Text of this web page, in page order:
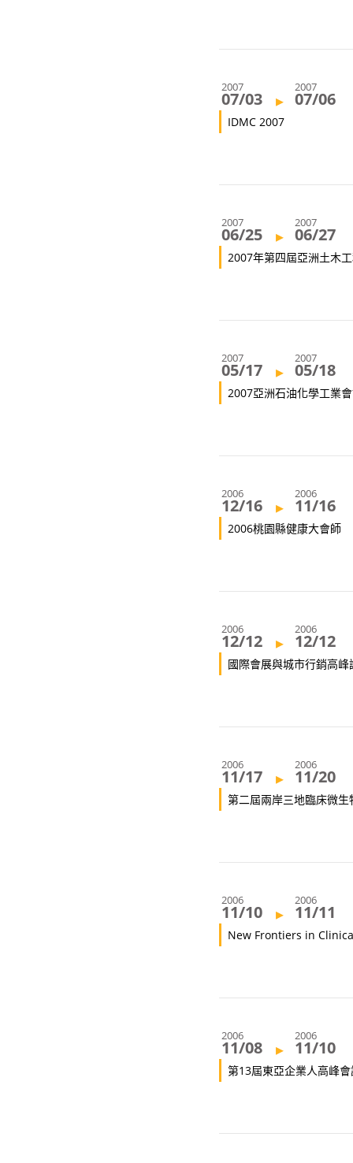
IDMC 2007
2007
07/03 ▸
2007
07/06
2007年第四屆亞洲土木
2007
06/25 ▸
2007
06/27
2007亞洲石油化學工業
2007
05/17 ▸
2007
05/18
2006桃園縣健康大會師
2006
12/16 ▸
2006
11/16
國際會展與城市行銷高峰
2006
12/12 ▸
2006
12/12
第二屆兩岸三地臨床微
2006
11/17 ▸
2006
11/20
New Frontiers in
2006
11/10 ▸
2006
11/11
第13屆東亞企業人高峰
2006
11/08 ▸
2006
11/10